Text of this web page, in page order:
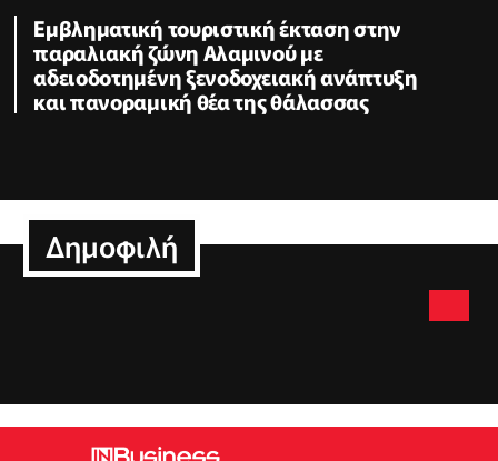
Εμβληματική τουριστική έκταση στην
παραλιακή ζώνη Αλαμινού με
αδειοδοτημένη ξενοδοχειακή ανάπτυξη
και πανοραμική θέα της θάλασσας
Δημοφιλή